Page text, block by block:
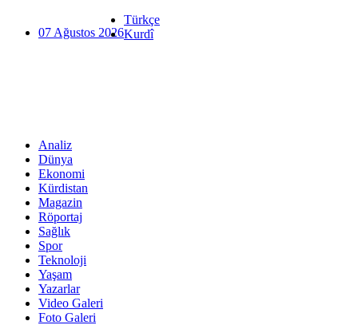
07 Ağustos 2026
Türkçe
Kurdî
Analiz
Dünya
Ekonomi
Kürdistan
Magazin
Röportaj
Sağlık
Spor
Teknoloji
Yaşam
Yazarlar
Video Galeri
Foto Galeri